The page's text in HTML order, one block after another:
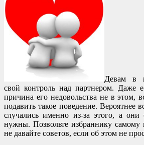
Девам в
свой контроль над партнером. Даже
причина его недовольства не в этом,
подавить такое поведение. Вероятнее
случались именно из-за этого, а они
нужны. Позвольте избраннику
не давайте советов, если об этом не